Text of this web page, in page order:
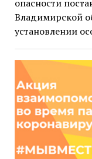
опасности
Владимирской
установлении